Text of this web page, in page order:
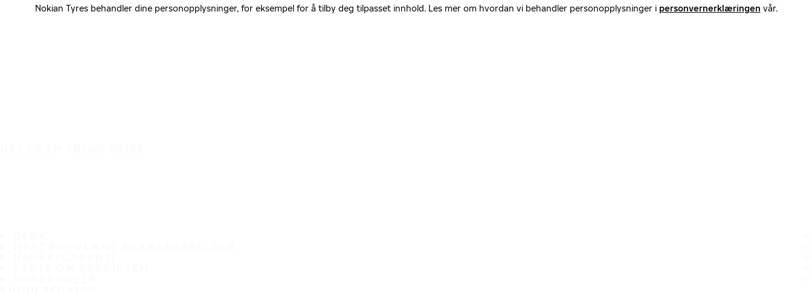
Nokian Tyres behandler dine personopplysninger, for eksempel for å tilby deg tilpasset innhold. Les mer om hvordan vi behandler personopplysninger i personvernerklæringen vår.